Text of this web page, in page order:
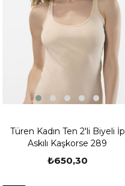
Türen Kadın Ten 2'li Biyeli İp
Askılı Kaşkorse 289
₺650,30